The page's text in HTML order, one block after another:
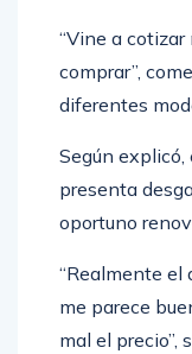
“Vine a
comprar”,
diferentes
Según explicó,
presenta
oportuno
“Realmente el
me parece
mal el precio”,